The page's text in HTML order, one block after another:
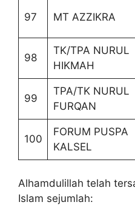
97 MT AZZIKRA
98
TK/TPA NURUL
HIKMAH
99
TPA/TK NURUL
FURQAN
100
FORUM PUSPA
KALSEL
Alhamdulillah telah
Islam sejumlah: